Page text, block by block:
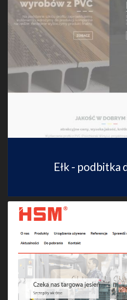
Ełk - podbitka